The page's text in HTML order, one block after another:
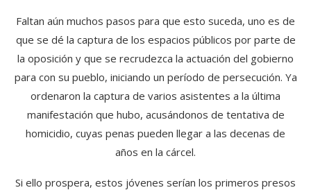
Faltan aún muchos pasos para que esto suceda, uno es de
que se dé la captura de los espacios públicos por parte de
la oposición y que se recrudezca la actuación del gobierno
para con su pueblo, iniciando un período de persecución. Ya
ordenaron la captura de varios asistentes a la última
manifestación que hubo, acusándonos de tentativa de
homicidio, cuyas penas pueden llegar a las decenas de
años en la cárcel.
Si ello prospera, estos jóvenes serían los primeros presos